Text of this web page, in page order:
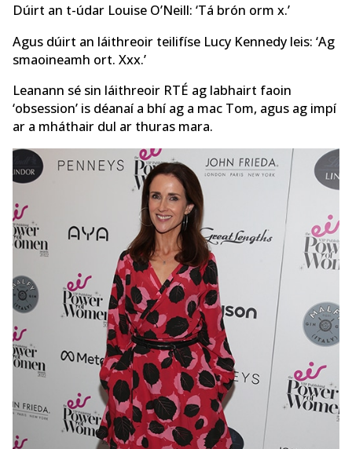
Dúirt an t-údar Louise O’Neill: ‘Tá brón orm x.’
Agus dúirt an láithreoir teilifíse Lucy Kennedy leis: ‘Ag
smaoineamh ort. Xxx.’
Leanann sé sin láithreoir RTÉ ag labhairt faoin
‘obsession’ is déanaí a bhí ag a mac Tom, agus ag impí
ar a mháthair dul ar thuras mara.